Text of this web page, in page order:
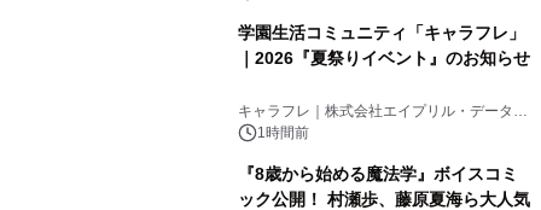
学園生活コミュニティ「キャラフレ」
｜2026『夏祭りイベント』のお知らせ
キャラフレ｜株式会社エイプリル・データ・
デザインズ
1時間前
『8歳から始める魔法学』ボイスコミ
ック公開！ 村瀬歩、藤原夏海ら大人気